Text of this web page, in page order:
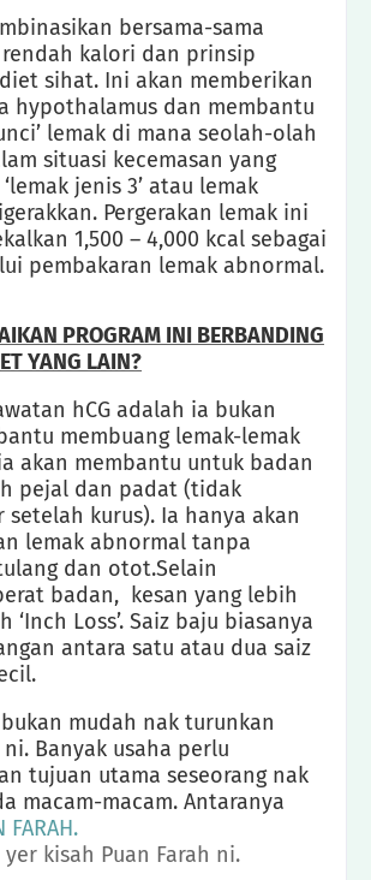
bersama-sama
kalori dan prinsip
sihat. Ini akan memberikan
hypothalamus dan membantu
lemak di mana seolah-olah
situasi kecemasan yang
jenis 3’ atau lemak
Pergerakan lemak ini
1,500 – 4,000 kcal sebagai
pembakaran lemak abnormal.
PROGRAM INI BERBANDING
YANG LAIN?
hCG adalah ia bukan
membuang lemak-lemak
akan membantu untuk badan
pejal dan padat (tidak
setelah kurus). Ia hanya akan
lemak abnormal tanpa
dan otot.Selain
badan, kesan yang lebih
‘Inch Loss’. Saiz baju biasanya
antara satu atau dua saiz
mudah nak turunkan
Banyak usaha perlu
tujuan utama seseorang nak
macam-macam. Antaranya
FARAH.
kisah Puan Farah ni.